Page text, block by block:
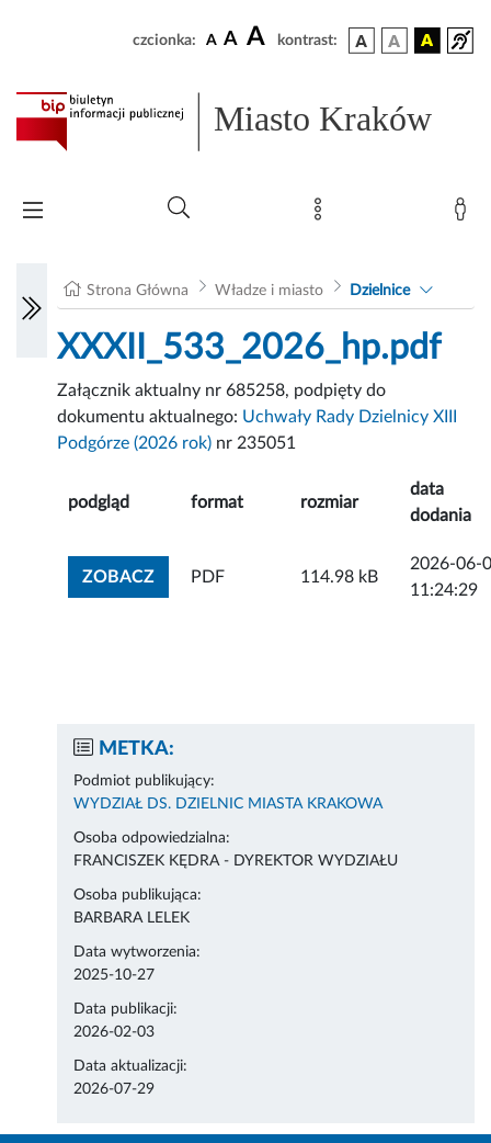
czcionka: A A A kontrast:
Miasto Kraków
Strona Główna Władze i miasto Dzielnice
XXXII_533_2026_hp.pdf
Załącznik aktualny nr 685258, podpięty do
dokumentu aktualnego: Uchwały Rady Dzielnicy XIII
Podgórze (2026 rok) nr 235051
podgląd format rozmiar
data
dodania
ZOBACZZOBACZ ZAŁĄCZNIK
PDF 114.98 kB
2026-06-
11:24:29
METKA:
Podmiot publikujący:
WYDZIAŁ DS. DZIELNIC MIASTA KRAKOWA
Osoba odpowiedzialna:
FRANCISZEK KĘDRA - DYREKTOR WYDZIAŁU
Osoba publikująca:
BARBARA LELEK
Data wytworzenia:
2025-10-27
Data publikacji:
2026-02-03
Data aktualizacji:
2026-07-29